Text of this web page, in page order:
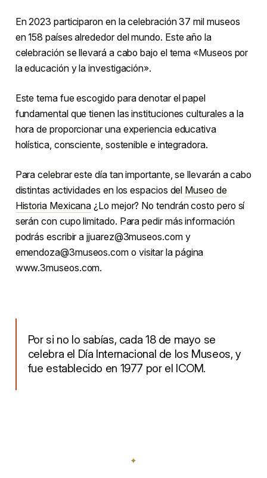
En 2023 participaron en la celebración 37 mil museos
en 158 países alrededor del mundo. Este año la
celebración se llevará a cabo bajo el tema «Museos por
la educación y la investigación».
Este tema fue escogido para denotar el papel
fundamental que tienen las instituciones culturales a la
hora de proporcionar una experiencia educativa
holística, consciente, sostenible e integradora.
Para celebrar este día tan importante, se llevarán a cabo
distintas actividades en los espacios del Museo de
Historia Mexicana ¿Lo mejor? No tendrán costo pero sí
serán con cupo limitado. Para pedir más información
podrás escribir a jjuarez@3museos.com y
emendoza@3museos.com o visitar la página
www.3museos.com.
Por si no lo sabías, cada 18 de mayo se
celebra el Día Internacional de los Museos, y
fue establecido en 1977 por el ICOM.